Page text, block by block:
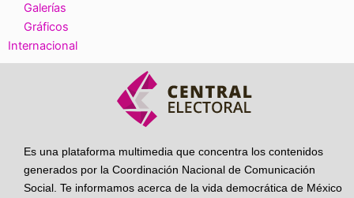
Galerías
Gráficos
Internacional
Es una plataforma multimedia que concentra los contenidos
generados por la Coordinación Nacional de Comunicación
Social. Te informamos acerca de la vida democrática de México